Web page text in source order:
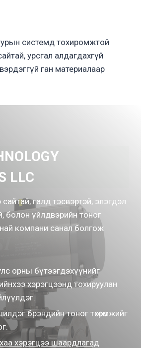
системд тохиромжтой
урсгал алдагдахгүй
ган материалаар
LLC
галд тэсвэртэй, элэгдэл
болон үйлдвэрийн тоног
манай компани санал болгож
орны бүтээгдэхүүнийг
хэрэгцээнд тохируулан
брэндийн тоног төхөөрөмжийг
хэрэгцээ шаардлагад